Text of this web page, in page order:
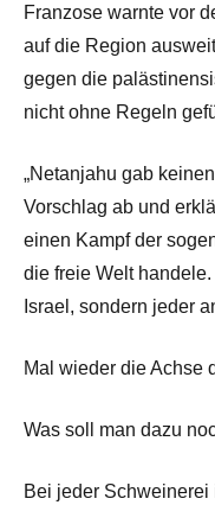
Franzose warnte vor
auf die Region
gegen die
nicht ohne Regeln
„Netanjahu gab
Vorschlag ab und
einen Kampf der
die freie Welt
Israel, sondern jeder
Mal wieder die Achse
Was soll man dazu
Bei jeder